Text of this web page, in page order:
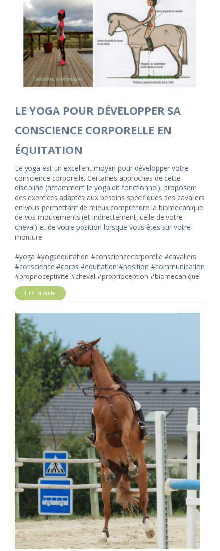
LE YOGA POUR DÉVELOPPER SA
CONSCIENCE CORPORELLE EN
ÉQUITATION
Le yoga est un excellent moyen pour développer votre
conscience corporelle. Certaines approches de cette
discipline (notamment le yoga dit fonctionnel), proposent
des exercices adaptés aux besoins spécifiques des cavaliers
en vous permettant de mieux comprendre la biomécanique
de vos mouvements (et indirectement, celle de votre
cheval) et de votre position lorsque vous êtes sur votre
monture.
#yoga #yogaequitation #consciencecorporelle #cavaliers
#conscience #corps #equitation #position #communication
#proprioceptivite #cheval #proprioception #biomecanique
Lire la suite